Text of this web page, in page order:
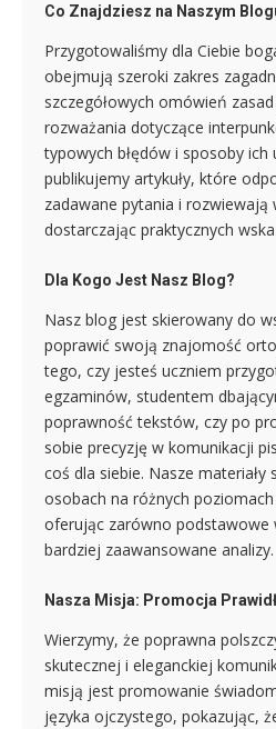
Co Znajdziesz na Naszym
Przygotowaliśmy dla Ciebie
obejmują szeroki zakres
szczegółowych omówień
rozważania dotyczące
typowych błędów i sposoby ich
publikujemy artykuły, które
zadawane pytania i
dostarczając praktycznych
Dla Kogo Jest Nasz Blog?
Nasz blog jest skierowany do
poprawić swoją znajomość
tego, czy jesteś uczniem
egzaminów, studentem
poprawność tekstów, czy po
sobie precyzję w komunikacji
coś dla siebie. Nasze
osobach na różnych
oferując zarówno podstawowe
bardziej zaawansowane analizy.
Nasza Misja: Promocja
Wierzymy, że poprawna
skutecznej i eleganckiej
misją jest promowanie
języka ojczystego, pokazując,